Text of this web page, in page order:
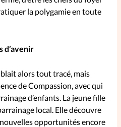
la polygamie en toute
d’avenir
alors tout tracé, mais
de Compassion, avec qui
d’enfants. La jeune fille
local. Elle découvre
opportunités encore